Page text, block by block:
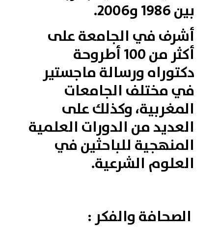
بين 1986 و2006.
أشرف في الجامعة على
أكثر من 100 أطروحة
دكتوراه ورسالة ماجستير
في مختلف الجامعات
المغربية، وكذلك على
العديد من الدورات العلمية
المنهجية للباحثين في
العلوم الشرعية.
الصحافة والفكر :